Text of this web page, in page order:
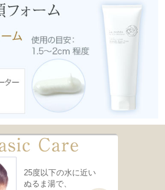
25度以下の水に近い
ぬるま湯で、